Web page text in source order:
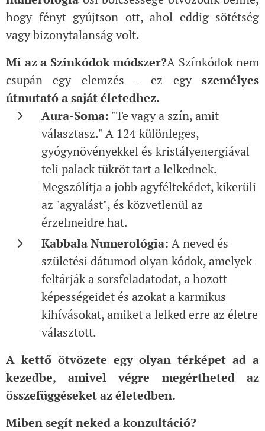
hogy fényt gyújtson ott, ahol eddig sötétség
vagy bizonytalanság volt.
Mi az a Színkódok módszer?A Színkódok nem
csupán egy elemzés – ez egy személyes
útmutató a saját életedhez.
Aura-Soma: "Te vagy a szín, amit
választasz." A 124 különleges,
gyógynövényekkel és kristályenergiával
teli palack tükröt tart a lelkednek.
Megszólítja a jobb agyféltekédet, kikerüli
az "agyalást", és közvetlenül az
érzelmeidre hat.
Kabbala Numerológia: A neved és
születési dátumod olyan kódok, amelyek
feltárják a sorsfeladatodat, a hozott
képességeidet és azokat a karmikus
kihívásokat, amiket a lelked erre az életre
választott.
A kettő ötvözete egy olyan térképet ad a
kezedbe, amivel végre megértheted az
összefüggéseket az életedben.
Miben segít neked a konzultáció?